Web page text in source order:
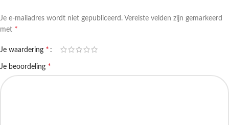
Je e-mailadres wordt niet gepubliceerd. Vereiste velden zijn gemarkeerd
met *
Je waardering *
Je beoordeling *